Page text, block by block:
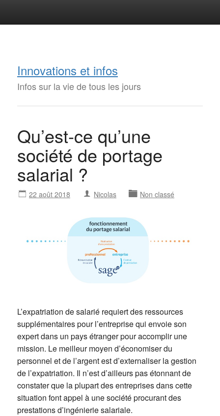
Innovations et infos
Infos sur la vie de tous les jours
Qu’est-ce qu’une
société de portage
salarial ?
22 août 2018 Nicolas Non classé
L’expatriation de salarié requiert des ressources
supplémentaires pour l’entreprise qui envoie son
expert dans un pays étranger pour accomplir une
mission. Le meilleur moyen d’économiser du
personnel et de l’argent est d’externaliser la gestion
de l’expatriation. Il n’est d’ailleurs pas étonnant de
constater que la plupart des entreprises dans cette
situation font appel à une société procurant des
prestations d’ingénierie salariale.